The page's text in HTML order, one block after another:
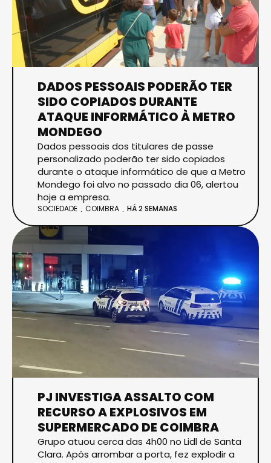
DADOS PESSOAIS PODERÃO TER
SIDO COPIADOS DURANTE
ATAQUE INFORMÁTICO À METRO
MONDEGO
Dados pessoais dos titulares de passe
personalizado poderão ter sido copiados
durante o ataque informático de que a Metro
Mondego foi alvo no passado dia 06, alertou
hoje a empresa.
SOCIEDADE COIMBRA HÁ 2 SEMANAS
PJ INVESTIGA ASSALTO COM
RECURSO A EXPLOSIVOS EM
SUPERMERCADO DE COIMBRA
Grupo atuou cerca das 4h00 no Lidl de Santa
Clara. Após arrombar a porta, fez explodir a